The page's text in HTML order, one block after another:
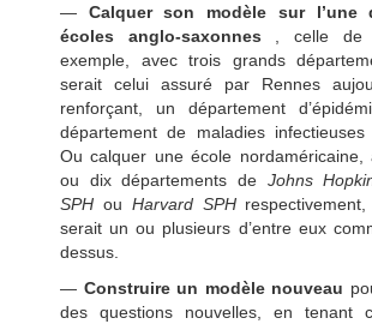
— Calquer son modèle sur l’une
écoles anglo-saxonnes , celle de
exemple, avec trois grands
serait celui assuré par Rennes
renforçant, un département
département de maladies infectieuses
Ou calquer une école nordaméricaine,
ou dix départements de Johns
SPH ou Harvard SPH
serait un ou plusieurs d’entre eux
dessus.
— Construire un modèle nouveau
des questions nouvelles, en tenant